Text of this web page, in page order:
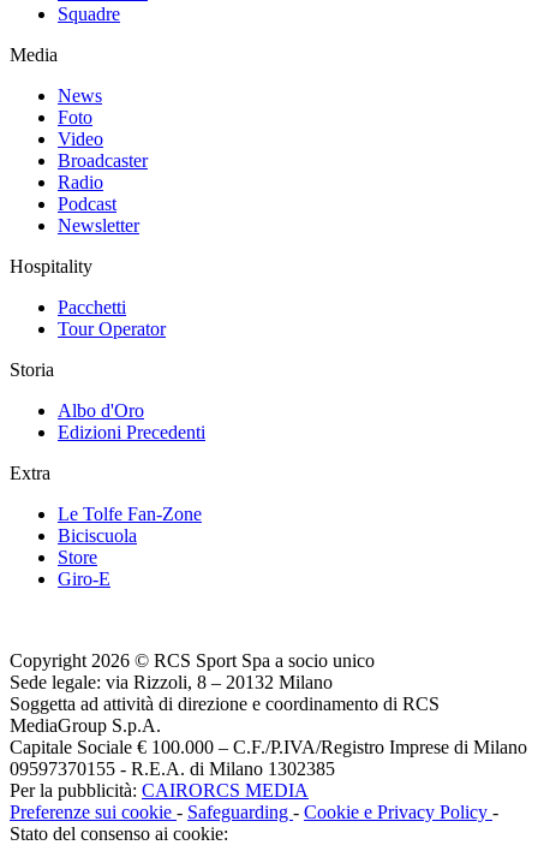
Squadre
Media
News
Foto
Video
Broadcaster
Radio
Podcast
Newsletter
Hospitality
Pacchetti
Tour Operator
Storia
Albo d'Oro
Edizioni Precedenti
Extra
Le Tolfe Fan-Zone
Biciscuola
Store
Giro-E
Copyright 2026 © RCS Sport Spa a socio unico
Sede legale: via Rizzoli, 8 – 20132 Milano
Soggetta ad attività di direzione e coordinamento di RCS
MediaGroup S.p.A.
Capitale Sociale € 100.000 – C.F./P.IVA/Registro Imprese di Milano
09597370155 - R.E.A. di Milano 1302385
Per la pubblicità: CAIRORCS MEDIA
Preferenze sui cookie - Safeguarding - Cookie e Privacy Policy -
Stato del consenso ai cookie: